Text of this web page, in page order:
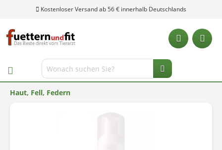
Kostenloser Versand ab 56 € innerhalb Deutschlands
Haut, Fell, Federn